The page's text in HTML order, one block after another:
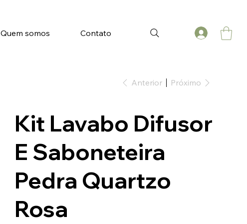
Quem somos Contato
Anterior Próximo
Kit Lavabo Difusor
E Saboneteira
Pedra Quartzo
Rosa